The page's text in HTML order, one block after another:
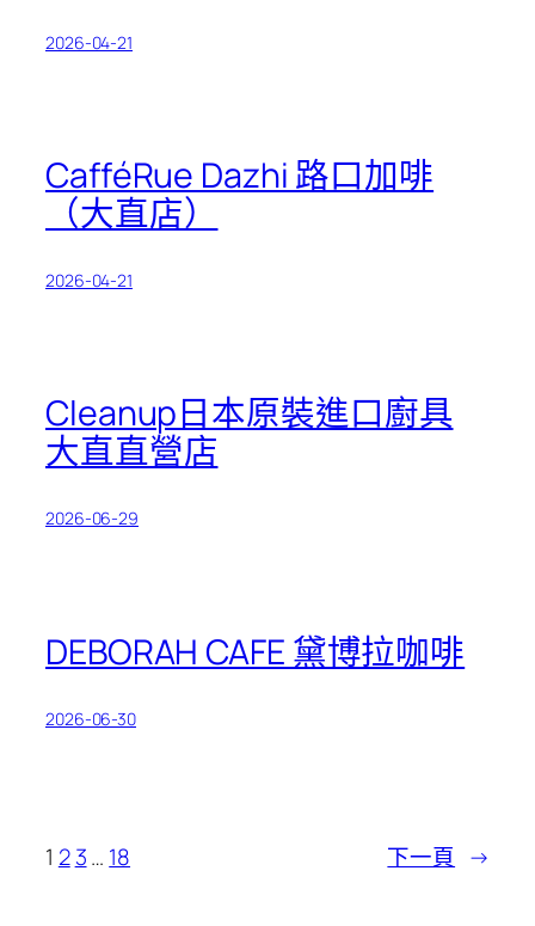
2026-04-21
CafféRue Dazhi 路口加啡
（大直店）
2026-04-21
Cleanup日本原裝進口廚具
大直直營店
2026-06-29
DEBORAH CAFE 黛博拉咖啡
2026-06-30
1 2 3… 18 下一頁 →